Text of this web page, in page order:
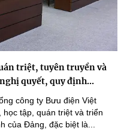
triệt, tuyên truyền và
quyết, quy định...
công ty Bưu điện Việt
tập, quán triệt và triển
của Đảng, đặc biệt là...